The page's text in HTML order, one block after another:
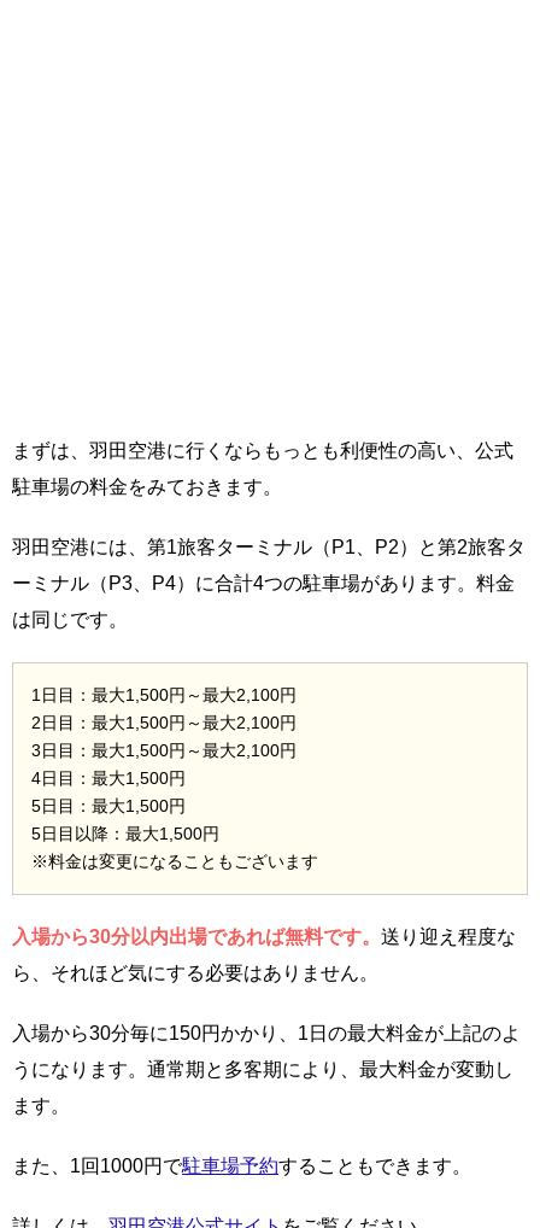
まずは、羽田空港に行くならもっとも利便性の高い、公式
駐車場の料金をみておきます。
羽田空港には、第1旅客ターミナル（P1、P2）と第2旅客タ
ーミナル（P3、P4）に合計4つの駐車場があります。料金
は同じです。
1日目：最大1,500円～最大2,100円
2日目：最大1,500円～最大2,100円
3日目：最大1,500円～最大2,100円
4日目：最大1,500円
5日目：最大1,500円
5日目以降：最大1,500円
※料金は変更になることもございます
入場から30分以内出場であれば無料です。 送り迎え程度な
ら、それほど気にする必要はありません。
入場から30分毎に150円かかり、1日の最大料金が上記のよ
うになります。通常期と多客期により、最大料金が変動し
ます。
また、1回1000円で駐車場予約することもできます。